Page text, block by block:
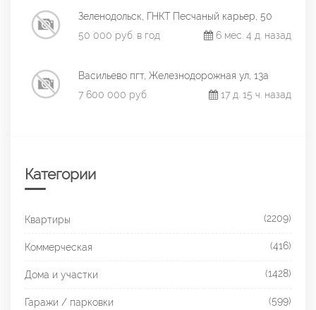
Зеленодольск, ГНКТ Песчаный карьер, 50
50 000 руб. в год
6 мес. 4 д. назад
Васильево пгт, Железнодорожная ул, 13а
7 600 000 руб.
17 д. 15 ч. назад
Категории
Квартиры (2209)
Коммерческая (416)
Дома и участки (1428)
Гаражи / парковки (599)